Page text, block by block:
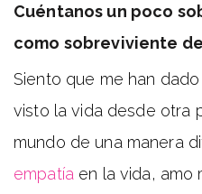
Cuéntanos un poco
como sobreviviente
Siento que me han
visto la vida desde otra
mundo de una manera
empatía en la vida, amo